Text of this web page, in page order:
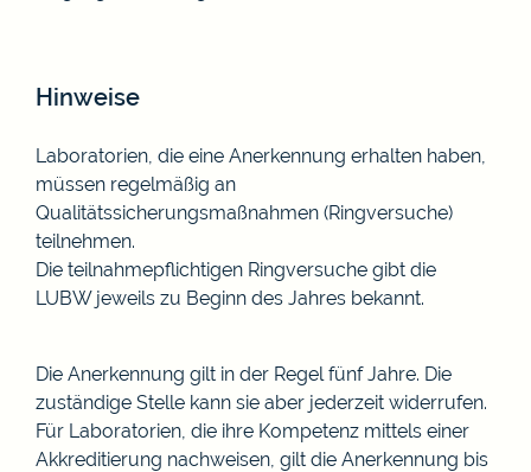
Hinweise
Laboratorien, die eine Anerkennung erhalten haben,
müssen regelmäßig an
Qualitätssicherungsmaßnahmen (Ringversuche)
teilnehmen.
Die teilnahmepflichtigen Ringversuche gibt die
LUBW jeweils zu Beginn des Jahres bekannt.
Die Anerkennung gilt in der Regel fünf Jahre. Die
zuständige Stelle kann sie aber jederzeit widerrufen.
Für Laboratorien, die ihre Kompetenz mittels einer
Akkreditierung nachweisen, gilt die Anerkennung bis